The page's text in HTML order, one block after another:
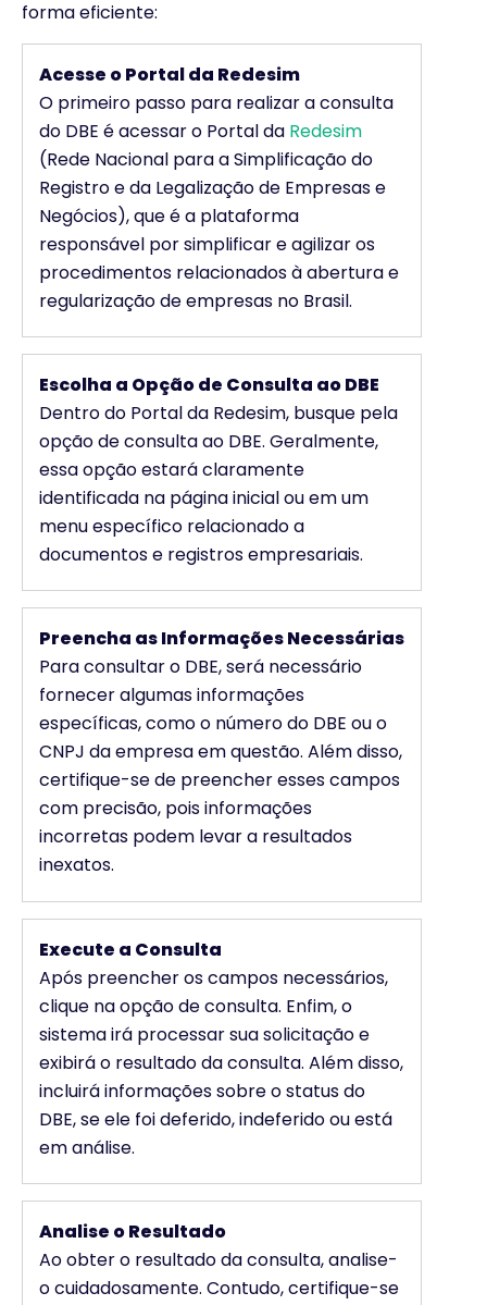
forma eficiente:
Acesse o Portal da Redesim
O primeiro passo para realizar a consulta
do DBE é acessar o Portal da Redesim
(Rede Nacional para a Simplificação do
Registro e da Legalização de Empresas e
Negócios), que é a plataforma
responsável por simplificar e agilizar os
procedimentos relacionados à abertura e
regularização de empresas no Brasil.
Escolha a Opção de Consulta ao DBE
Dentro do Portal da Redesim, busque pela
opção de consulta ao DBE. Geralmente,
essa opção estará claramente
identificada na página inicial ou em um
menu específico relacionado a
documentos e registros empresariais.
Preencha as Informações Necessárias
Para consultar o DBE, será necessário
fornecer algumas informações
específicas, como o número do DBE ou o
CNPJ da empresa em questão. Além disso,
certifique-se de preencher esses campos
com precisão, pois informações
incorretas podem levar a resultados
inexatos.
Execute a Consulta
Após preencher os campos necessários,
clique na opção de consulta. Enfim, o
sistema irá processar sua solicitação e
exibirá o resultado da consulta. Além disso,
incluirá informações sobre o status do
DBE, se ele foi deferido, indeferido ou está
em análise.
Analise o Resultado
Ao obter o resultado da consulta, analise-
o cuidadosamente. Contudo, certifique-se